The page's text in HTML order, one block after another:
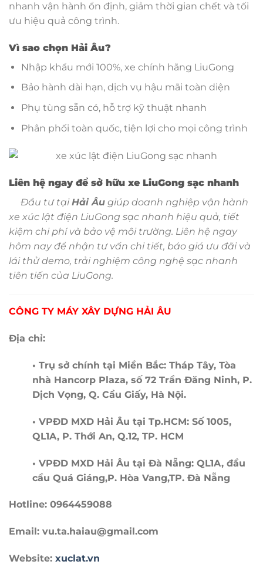
nhanh vận hành ổn định, giảm thời gian chết và tối
ưu hiệu quả công trình.
Vì sao chọn Hải Âu?
Nhập khẩu mới 100%, xe chính hãng LiuGong
Bảo hành dài hạn, dịch vụ hậu mãi toàn diện
Phụ tùng sẵn có, hỗ trợ kỹ thuật nhanh
Phân phối toàn quốc, tiện lợi cho mọi công trình
Liên hệ ngay để sở hữu xe LiuGong sạc nhanh
Đầu tư tạiHải Âu giúp doanh nghiệp vận hành
xe xúc lật điện LiuGong sạc nhanh hiệu quả, tiết
kiệm chi phí và bảo vệ môi trường. Liên hệ ngay
hôm nay để nhận tư vấn chi tiết, báo giá ưu đãi và
lái thử demo, trải nghiệm công nghệ sạc nhanh
tiên tiến của LiuGong.
CÔNG TY MÁY XÂY DỰNG HẢI ÂU
Địa chỉ:
• Trụ sở chính tại Miền Bắc: Tháp Tây, Tòa
nhà Hancorp Plaza, số 72 Trần Đăng Ninh, P.
Dịch Vọng, Q. Cầu Giấy, Hà Nội.
• VPĐD MXD Hải Âu tại Tp.HCM: Số 1005,
QL1A, P. Thới An, Q.12, TP. HCM
• VPĐD MXD Hải Âu tại Đà Nẵng: QL1A, đầu
cầu Quá Giáng,P. Hòa Vang,TP. Đà Nẵng
Hotline: 0964459088
Email: vu.ta.haiau@gmail.com
Website: xuclat.vn